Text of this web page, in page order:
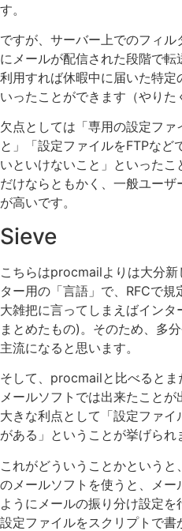
す。
ですが、サーバー上でのフィ
にメールが配信された段階で
利用すれば休暇中に届いた特
いったことができます（やりた
欠点としては「専用の設定フ
と」「設定ファイルをFTPなど
いといけないこと」といった
だけならともかく、一般ユー
が高いです。
Sieve
こちらはprocmailよりは大分
ター用の「言語」で、RFCで規
大雑把に言ってしまえばイン
まとめたもの)。そのため、多
主流になると思います。
そして、procmailと比べると
メールソフトでは出来たことが
大きな利点として「設定ファ
がある」ということが挙げられ
これがどういうことかという
のメールソフトを使うと、メ
ようにメールの振り分け設定を
設定ファイルをスクリプトで書